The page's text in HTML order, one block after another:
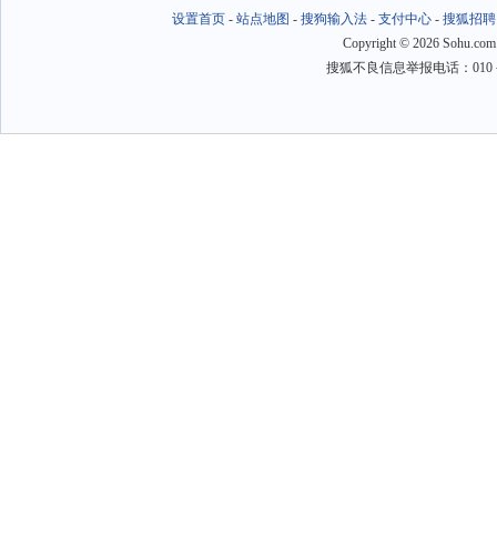
设置首页- 站点地图 - 搜狗输入法- 支付中心- 搜狐招聘
Copyright © 2026
搜狐不良信息举报电话：010